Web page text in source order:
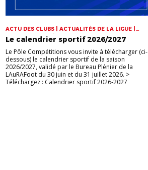
ACTU DES CLUBS | ACTUALITÉS DE LA LIGUE |
CHAMPIONNATS | COUPES
Le calendrier sportif 2026/2027
Le Pôle Compétitions vous invite à télécharger (ci-
dessous) le calendrier sportif de la saison
2026/2027, validé par le Bureau Plénier de la
LAuRAFoot du 30 juin et du 31 juillet 2026. >
Téléchargez : Calendrier sportif 2026-2027